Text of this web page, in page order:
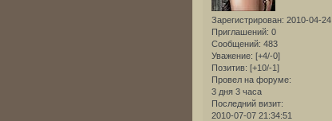
Зарегистрирован: 2010-04-24
Приглашений: 0
Сообщений: 483
Уважение: [+4/-0]
Позитив: [+10/-1]
Провел на форуме:
3 дня 3 часа
Последний визит:
2010-07-07 21:34:51